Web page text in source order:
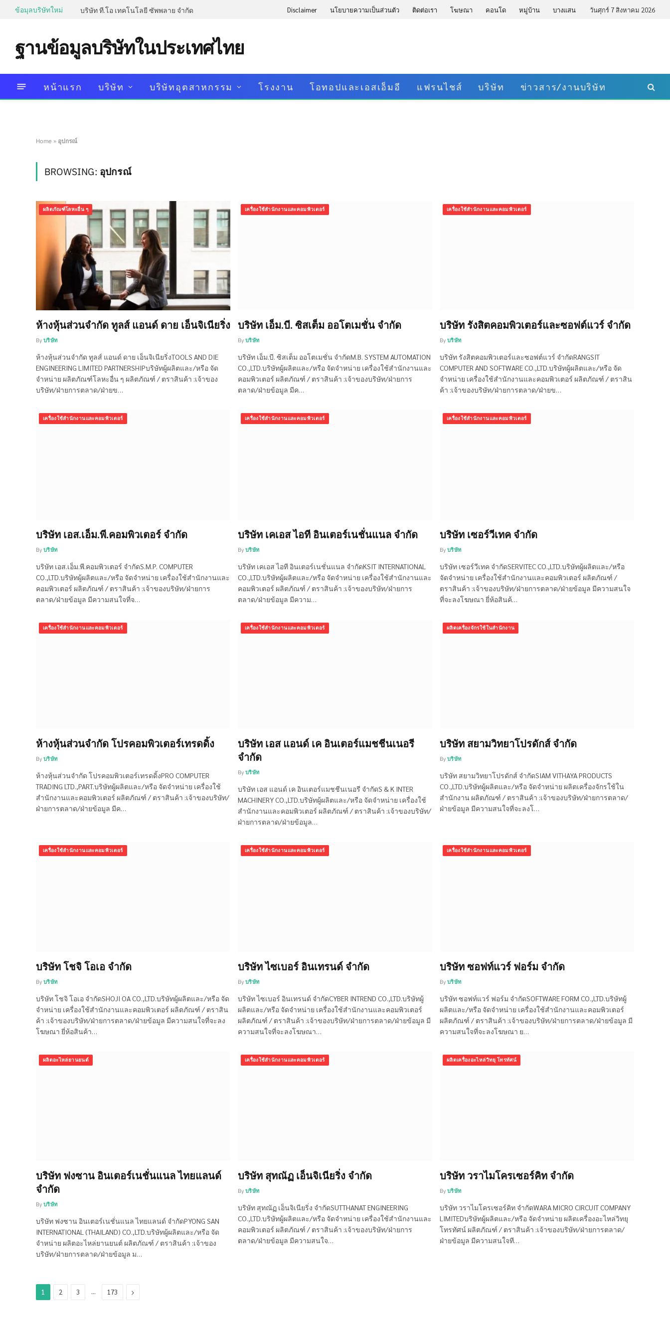
ข้อมุลบริษัทใหม่ บริษัท ที.โอ เทคโนโลยี ซัพพลาย จำกัด Disclaimer นโยบายความเป็นส่วนตัว ติดต่อเรา โฆษณา คอนโด หมู่บ้าน บางแสน วันศุกร์ 7 สิงหาคม 2026
ฐานข้อมูลบริษัทในประเทศไทย
หน้าแรก บริษัท บริษัทอุตสาหกรรม โรงงาน โอทอปและเอสเอ็มอี แฟรนไชส์ บริษัท ข่าวสาร/งานบริษัท
Home » อุปกรณ์
BROWSING: อุปกรณ์
ผลิตภัณฑ์โลหะอื่น ๆ
ห้างหุ้นส่วนจำกัด ทูลส์ แอนด์ ดาย เอ็นจิเนียริ่ง
By บริษัท
ห้างหุ้นส่วนจำกัด ทูลส์ แอนด์ ดาย เอ็นจิเนียริ่งTOOLS AND DIE
ENGINEERING LIMITED PARTNERSHIPบริษัทผู้ผลิตและ/หรือ จัด
จำหน่าย ผลิตภัณฑ์โลหะอื่น ๆ ผลิตภัณฑ์ / ตราสินค้า :เจ้าของ
บริษัท/ฝ่ายการตลาด/ฝ่ายข…
เครื่องใช้สำนักงานและคอมพิวเตอร์
บริษัท เอ็ม.บี. ซิสเต็ม ออโตเมชั่น จำกัด
By บริษัท
บริษัท เอ็ม.บี. ซิสเต็ม ออโตเมชั่น จำกัดM.B. SYSTEM AUTOMATION
CO.,LTD.บริษัทผู้ผลิตและ/หรือ จัดจำหน่าย เครื่องใช้สำนักงานและ
คอมพิวเตอร์ ผลิตภัณฑ์ / ตราสินค้า :เจ้าของบริษัท/ฝ่ายการ
ตลาด/ฝ่ายข้อมูล มีค…
เครื่องใช้สำนักงานและคอมพิวเตอร์
บริษัท รังสิตคอมพิวเตอร์และซอฟต์แวร์ จำกัด
By บริษัท
บริษัท รังสิตคอมพิวเตอร์และซอฟต์แวร์ จำกัดRANGSIT
COMPUTER AND SOFTWARE CO.,LTD.บริษัทผู้ผลิตและ/หรือ จัด
จำหน่าย เครื่องใช้สำนักงานและคอมพิวเตอร์ ผลิตภัณฑ์ / ตราสิน
ค้า :เจ้าของบริษัท/ฝ่ายการตลาด/ฝ่ายข…
เครื่องใช้สำนักงานและคอมพิวเตอร์
บริษัท เอส.เอ็ม.พี.คอมพิวเตอร์ จำกัด
By บริษัท
บริษัท เอส.เอ็ม.พี.คอมพิวเตอร์ จำกัดS.M.P. COMPUTER
CO.,LTD.บริษัทผู้ผลิตและ/หรือ จัดจำหน่าย เครื่องใช้สำนักงานและ
คอมพิวเตอร์ ผลิตภัณฑ์ / ตราสินค้า :เจ้าของบริษัท/ฝ่ายการ
ตลาด/ฝ่ายข้อมูล มีความสนใจที่จ…
เครื่องใช้สำนักงานและคอมพิวเตอร์
บริษัท เคเอส ไอที อินเตอร์เนชั่นแนล จำกัด
By บริษัท
บริษัท เคเอส ไอที อินเตอร์เนชั่นแนล จำกัดKSIT INTERNATIONAL
CO.,LTD.บริษัทผู้ผลิตและ/หรือ จัดจำหน่าย เครื่องใช้สำนักงานและ
คอมพิวเตอร์ ผลิตภัณฑ์ / ตราสินค้า :เจ้าของบริษัท/ฝ่ายการ
ตลาด/ฝ่ายข้อมูล มีความ…
เครื่องใช้สำนักงานและคอมพิวเตอร์
บริษัท เซอร์วีเทค จำกัด
By บริษัท
บริษัท เซอร์วีเทค จำกัดSERVITEC CO.,LTD.บริษัทผู้ผลิตและ/หรือ
จัดจำหน่าย เครื่องใช้สำนักงานและคอมพิวเตอร์ ผลิตภัณฑ์ /
ตราสินค้า :เจ้าของบริษัท/ฝ่ายการตลาด/ฝ่ายข้อมูล มีความสนใจ
ที่จะลงโฆษณา ยี่ห้อสินค้…
เครื่องใช้สำนักงานและคอมพิวเตอร์
ห้างหุ้นส่วนจำกัด โปรคอมพิวเตอร์เทรดดิ้ง
By บริษัท
ห้างหุ้นส่วนจำกัด โปรคอมพิวเตอร์เทรดดิ้งPRO COMPUTER
TRADING LTD.,PART.บริษัทผู้ผลิตและ/หรือ จัดจำหน่าย เครื่องใช้
สำนักงานและคอมพิวเตอร์ ผลิตภัณฑ์ / ตราสินค้า :เจ้าของบริษัท/
ฝ่ายการตลาด/ฝ่ายข้อมูล มีค…
เครื่องใช้สำนักงานและคอมพิวเตอร์
บริษัท เอส แอนด์ เค อินเตอร์แมชชีนเนอรี
จำกัด
By บริษัท
บริษัท เอส แอนด์ เค อินเตอร์แมชชีนเนอรี จำกัดS & K INTER
MACHINERY CO.,LTD.บริษัทผู้ผลิตและ/หรือ จัดจำหน่าย เครื่องใช้
สำนักงานและคอมพิวเตอร์ ผลิตภัณฑ์ / ตราสินค้า :เจ้าของบริษัท/
ฝ่ายการตลาด/ฝ่ายข้อมูล…
ผลิตเครื่องจักรใช้ในสำนักงาน
บริษัท สยามวิทยาโปรดักส์ จำกัด
By บริษัท
บริษัท สยามวิทยาโปรดักส์ จำกัดSIAM VITHAYA PRODUCTS
CO.,LTD.บริษัทผู้ผลิตและ/หรือ จัดจำหน่าย ผลิตเครื่องจักรใช้ใน
สำนักงาน ผลิตภัณฑ์ / ตราสินค้า :เจ้าของบริษัท/ฝ่ายการตลาด/
ฝ่ายข้อมูล มีความสนใจที่จะลงโ…
เครื่องใช้สำนักงานและคอมพิวเตอร์
บริษัท โชจิ โอเอ จำกัด
By บริษัท
บริษัท โชจิ โอเอ จำกัดSHOJI OA CO.,LTD.บริษัทผู้ผลิตและ/หรือ จัด
จำหน่าย เครื่องใช้สำนักงานและคอมพิวเตอร์ ผลิตภัณฑ์ / ตราสิน
ค้า :เจ้าของบริษัท/ฝ่ายการตลาด/ฝ่ายข้อมูล มีความสนใจที่จะลง
โฆษณา ยี่ห้อสินค้า…
เครื่องใช้สำนักงานและคอมพิวเตอร์
บริษัท ไซเบอร์ อินเทรนด์ จำกัด
By บริษัท
บริษัท ไซเบอร์ อินเทรนด์ จำกัดCYBER INTREND CO.,LTD.บริษัทผู้
ผลิตและ/หรือ จัดจำหน่าย เครื่องใช้สำนักงานและคอมพิวเตอร์
ผลิตภัณฑ์ / ตราสินค้า :เจ้าของบริษัท/ฝ่ายการตลาด/ฝ่ายข้อมูล มี
ความสนใจที่จะลงโฆษณา…
เครื่องใช้สำนักงานและคอมพิวเตอร์
บริษัท ซอฟท์แวร์ ฟอร์ม จำกัด
By บริษัท
บริษัท ซอฟท์แวร์ ฟอร์ม จำกัดSOFTWARE FORM CO.,LTD.บริษัทผู้
ผลิตและ/หรือ จัดจำหน่าย เครื่องใช้สำนักงานและคอมพิวเตอร์
ผลิตภัณฑ์ / ตราสินค้า :เจ้าของบริษัท/ฝ่ายการตลาด/ฝ่ายข้อมูล มี
ความสนใจที่จะลงโฆษณา ย…
ผลิตอะไหล่ยานยนต์
บริษัท ฟงซาน อินเตอร์เนชั่นแนล ไทยแลนด์
จำกัด
By บริษัท
บริษัท ฟงซาน อินเตอร์เนชั่นแนล ไทยแลนด์ จำกัดPYONG SAN
INTERNATIONAL (THAILAND) CO.,LTD.บริษัทผู้ผลิตและ/หรือ จัด
จำหน่าย ผลิตอะไหล่ยานยนต์ ผลิตภัณฑ์ / ตราสินค้า :เจ้าของ
บริษัท/ฝ่ายการตลาด/ฝ่ายข้อมูล ม…
เครื่องใช้สำนักงานและคอมพิวเตอร์
บริษัท สุทณัฏ เอ็นจิเนียริ่ง จำกัด
By บริษัท
บริษัท สุทณัฏ เอ็นจิเนียริ่ง จำกัดSUTTHANAT ENGINEERING
CO.,LTD.บริษัทผู้ผลิตและ/หรือ จัดจำหน่าย เครื่องใช้สำนักงานและ
คอมพิวเตอร์ ผลิตภัณฑ์ / ตราสินค้า :เจ้าของบริษัท/ฝ่ายการ
ตลาด/ฝ่ายข้อมูล มีความสนใจ…
ผลิตเครื่องอะไหล่วิทยุ โทรทัศน์
บริษัท วราไมโครเซอร์คิท จำกัด
By บริษัท
บริษัท วราไมโครเซอร์คิท จำกัดWARA MICRO CIRCUIT COMPANY
LIMITEDบริษัทผู้ผลิตและ/หรือ จัดจำหน่าย ผลิตเครื่องอะไหล่วิทยุ
โทรทัศน์ ผลิตภัณฑ์ / ตราสินค้า :เจ้าของบริษัท/ฝ่ายการตลาด/
ฝ่ายข้อมูล มีความสนใจที…
1 2 3 … 173 Next